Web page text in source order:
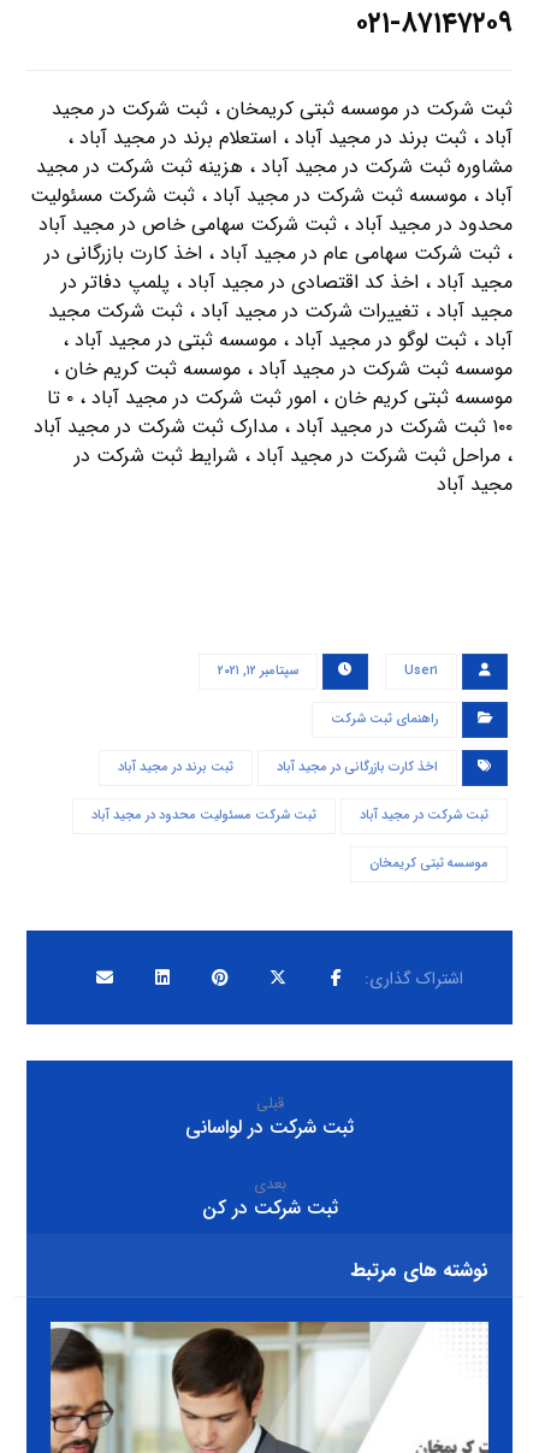
۰۲۱-۸۷۱۴۷۲۰۹
ثبت شرکت در موسسه ثبتی کریمخان ، ثبت شرکت در مجید
آباد ، ثبت برند در مجید آباد ، استعلام برند در مجید آباد ،
مشاوره ثبت شرکت در مجید آباد ، هزینه ثبت شرکت در مجید
آباد ، موسسه ثبت شرکت در مجید آباد ، ثبت شرکت مسئولیت
محدود در مجید آباد ، ثبت شرکت سهامی خاص در مجید آباد
، ثبت شرکت سهامی عام در مجید آباد ، اخذ کارت بازرگانی در
مجید آباد ، اخذ کد اقتصادی در مجید آباد ، پلمپ دفاتر در
مجید آباد ، تغییرات شرکت در مجید آباد ، ثبت شرکت مجید
آباد ، ثبت لوگو در مجید آباد ، موسسه ثبتی در مجید آباد ،
موسسه ثبت شرکت در مجید آباد ، موسسه ثبت کریم خان ،
موسسه ثبتی کریم خان ، امور ثبت شرکت در مجید آباد ، ۰ تا
۱۰۰ ثبت شرکت در مجید آباد ، مدارک ثبت شرکت در مجید آباد
، مراحل ثبت شرکت در مجید آباد ، شرایط ثبت شرکت در
مجید آباد
User۱ سپتامبر ۱۲, ۲۰۲۱
راهنمای ثبت شرکت
اخذ کارت بازرگانی در مجید آباد ثبت برند در مجید آباد
ثبت شرکت در مجید آباد ثبت شرکت مسئولیت محدود در مجید آباد
موسسه ثبتی کریمخان
قبلی
ثبت شرکت در لواسانی
بعدی
ثبت شرکت در کن
نوشته های مرتبط